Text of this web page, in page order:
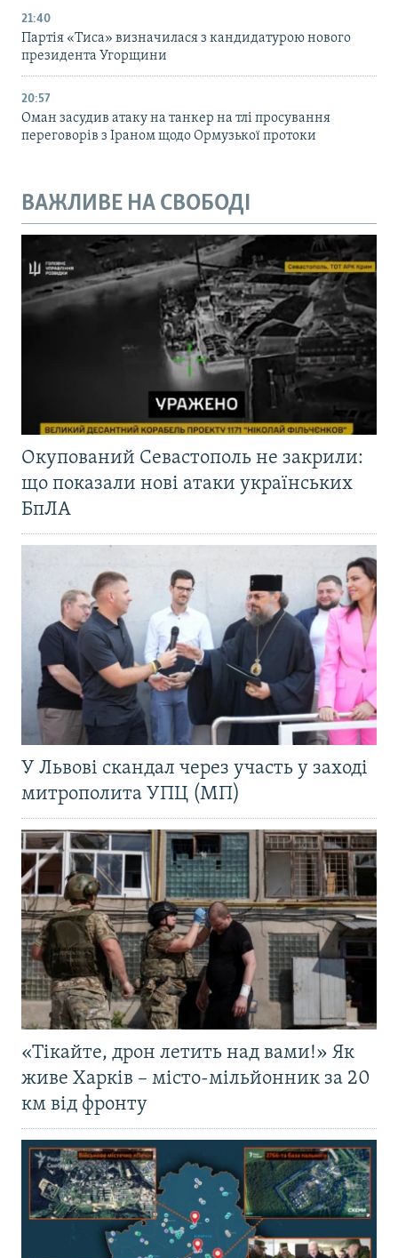
21:40
Партія «Тиса» визначилася з кандидатурою нового
президента Угорщини
20:57
Оман засудив атаку на танкер на тлі просування
переговорів з Іраном щодо Ормузької протоки
ВАЖЛИВЕ НА СВОБОДІ
Окупований Севастополь не закрили:
що показали нові атаки українських
БпЛА
У Львові скандал через участь у заході
митрополита УПЦ (МП)
«Тікайте, дрон летить над вами!» Як
живе Харків – місто-мільйонник за 20
км від фронту